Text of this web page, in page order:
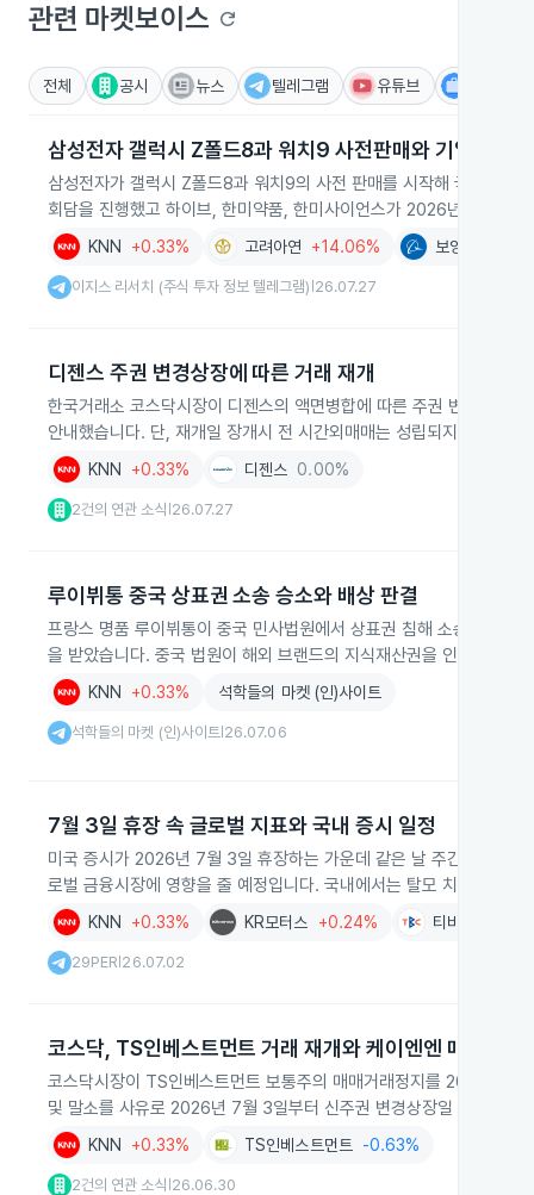
관련 마켓보이스 refresh
전체 공시 뉴스 텔레그램 유튜브
삼성전자 갤럭시 Z폴드8과 워치9 사전판매와 기업 실적
삼성전자가 갤럭시 Z폴드8과 워치9의 사전 판매를 시작해 국내 스마
회담을 진행했고 하이브, 한미약품, 한미사이언스가 2026년 7월 28
KNN +0.33% 고려아연 +14.06% 보잉
이지스 리서치 (주식 투자 정보 텔레그램) 26.07.27
디젠스 주권 변경상장에 따른 거래 재개
한국거래소 코스닥시장이 디젠스의 액면병합에 따른 주권 변경상장
안내했습니다. 단, 재개일 장개시 전 시간외매매는 성립되지 않습니다.
KNN +0.33% 디젠스 0.00%
2건의 연관 소식 26.07.27
루이뷔통 중국 상표권 소송 승소와 배상 판결
프랑스 명품 루이뷔통이 중국 민사법원에서 상표권 침해 소송에서
을 받았습니다. 중국 법원이 해외 브랜드의 지식재산권을 인정하고
KNN +0.33% 석학들의 마켓 (인)사이트
석학들의 마켓 (인)사이트 26.07.06
7월 3일 휴장 속 글로벌 지표와 국내 증시 일정
미국 증시가 2026년 7월 3일 휴장하는 가운데 같은 날 주간 원유 채
로벌 금융시장에 영향을 줄 예정입니다. 국내에서는 탈모 치료 건강
KNN +0.33% KR모터스 +0.24% 티비씨
29PER 26.07.02
코스닥, TS인베스트먼트 거래 재개와 케이엔엔 매매정지
코스닥시장이 TS인베스트먼트 보통주의 매매거래정지를 2026년 6
및 말소를 사유로 2026년 7월 3일부터 신주권 변경상장일 전일까지
KNN +0.33% TS인베스트먼트 -0.63%
2건의 연관 소식 26.06.30